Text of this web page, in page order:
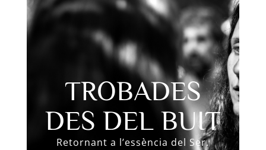
TROBADES
DES DEL BUIT
Retornant a l’essència del Ser.